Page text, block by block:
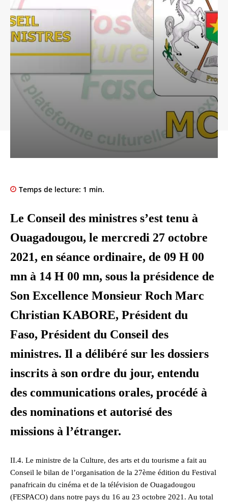
Temps de lecture: 1 min.
Le Conseil des ministres s’est tenu à
Ouagadougou, le mercredi 27 octobre
2021, en séance ordinaire, de 09 H 00
mn à 14 H 00 mn, sous la présidence de
Son Excellence Monsieur Roch Marc
Christian KABORE, Président du
Faso, Président du Conseil des
ministres. Il a délibéré sur les dossiers
inscrits à son ordre du jour, entendu
des communications orales, procédé à
des nominations et autorisé des
missions à l’étranger.
II.4. Le ministre de la Culture, des arts et du tourisme a fait au
Conseil le bilan de l’organisation de la 27ème édition du Festival
panafricain du cinéma et de la télévision de Ouagadougou
(FESPACO) dans notre pays du 16 au 23 octobre 2021. Au total